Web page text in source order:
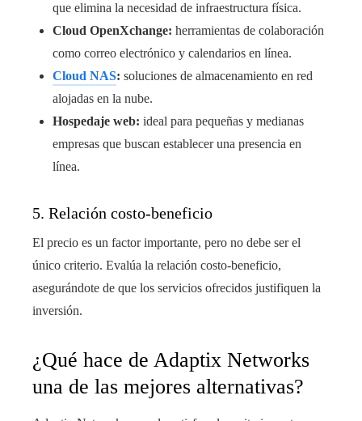
que elimina la necesidad de infraestructura física.
Cloud OpenXchange: herramientas de colaboración
como correo electrónico y calendarios en línea.
Cloud NAS: soluciones de almacenamiento en red
alojadas en la nube.
Hospedaje web: ideal para pequeñas y medianas
empresas que buscan establecer una presencia en
línea.
5. Relación costo-beneficio
El precio es un factor importante, pero no debe ser el
único criterio. Evalúa la relación costo-beneficio,
asegurándote de que los servicios ofrecidos justifiquen la
inversión.
¿Qué hace de Adaptix Networks
una de las mejores alternativas?